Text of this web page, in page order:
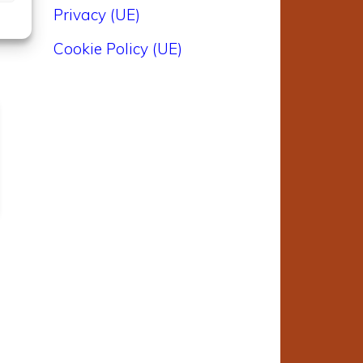
Privacy (UE)
Cookie Policy (UE)